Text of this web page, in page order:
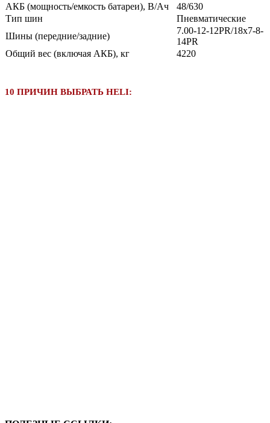
АКБ (мощность/емкость батареи), В/Ач
48/630
Тип шин
Пневматические
Шины (передние/задние)
7.00-12-12PR/18x7-8-
14PR
Общий вес (включая АКБ), кг
4220
10 ПРИЧИН ВЫБРАТЬ HELI: